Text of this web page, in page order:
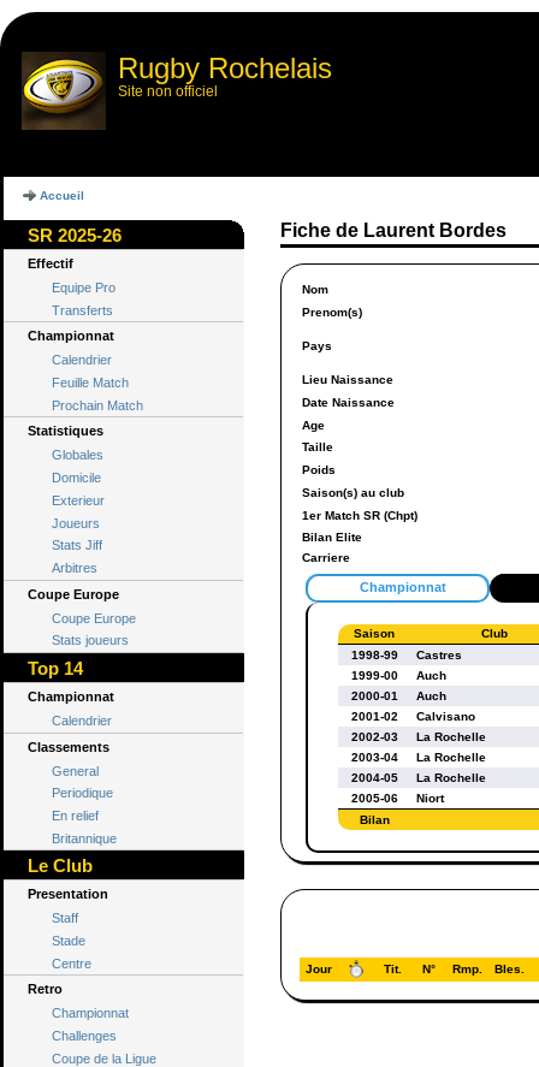
Rugby Rochelais
Site non officiel
Accueil
SR 2025-26
Effectif
Equipe Pro
Transferts
Championnat
Calendrier
Feuille Match
Prochain Match
Statistiques
Globales
Domicile
Exterieur
Joueurs
Stats Jiff
Arbitres
Coupe Europe
Coupe Europe
Stats joueurs
Top 14
Championnat
Calendrier
Classements
General
Periodique
En relief
Britannique
Le Club
Presentation
Staff
Stade
Centre
Retro
Championnat
Challenges
Coupe de la Ligue
Fiche de Laurent Bordes
Nom
Prenom(s)
Pays
Lieu Naissance
Date Naissance
Age
Taille
Poids
Saison(s) au club
1er Match SR (Chpt)
Bilan Elite
Carriere
Championnat
Saison
Club
1998-99
Castres
1999-00
Auch
2000-01
Auch
2001-02
Calvisano
2002-03
La Rochelle
2003-04
La Rochelle
2004-05
La Rochelle
2005-06
Niort
Bilan
Jour Tit. N° Rmp. Bles.